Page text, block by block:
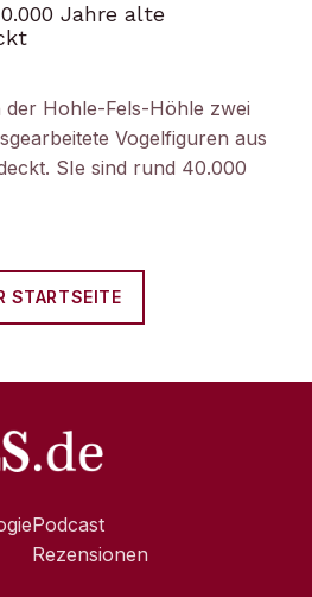
Jahre alte
Hohle-Fels-Höhle zwei
Vogelfiguren aus
SIe sind rund 40.000
STARTSEITE
Podcast
Rezensionen